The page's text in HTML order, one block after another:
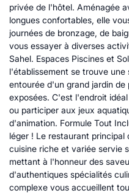
privée de l'hôtel. Aménagée
longues confortables, elle
journées de bronzage, de
vous essayer à diverses
Sahel. Espaces Piscines et
l'établissement se trouve
entourée d'un grand jardin
exposées. C'est l'endroit
ou participer aux jeux
d'animation. Formule Tout
léger ! Le restaurant
cuisine riche et variée servie
mettant à l'honneur des
d'authentiques spécialités
complexe vous accueillent